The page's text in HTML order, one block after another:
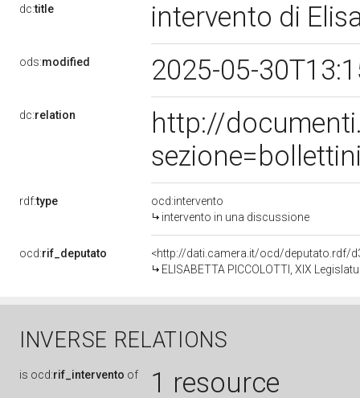
dc:title intervento di
ods:modified 2025-05-
dc:relation
http://
rdf:type
ocd:intervento
intervento in una discussione
ocd:rif_deputato
<http://dati.camera.it/ocd/deputato.rdf/
ELISABETTA PICCOLOTTI, XIX
INVERSE RELATIONS
is ocd:rif_intervento of 1 resource